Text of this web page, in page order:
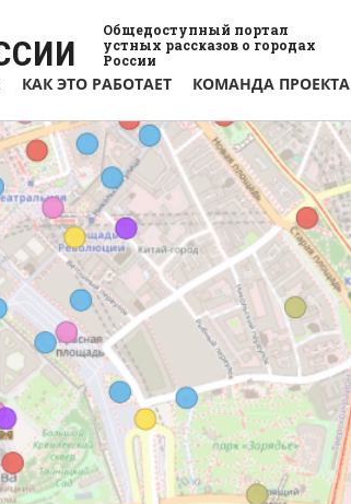
Общедоступный портал
устных рассказов о городах
России
КАК ЭТО РАБОТАЕТ КОМАНДА ПРОЕКТА